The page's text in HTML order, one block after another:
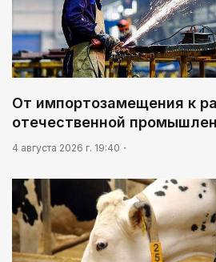
От импортозамещения к
отечественной
4 августа 2026 г. 19:40